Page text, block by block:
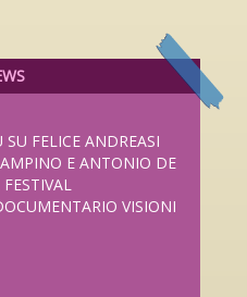
FELICE ANDREASI
E ANTONIO DE
VISIONI